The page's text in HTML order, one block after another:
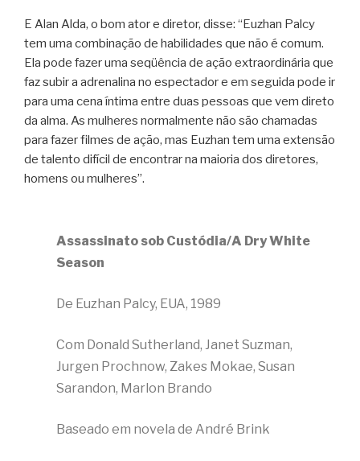
E Alan Alda, o bom ator e diretor, disse: “Euzhan Palcy
tem uma combinação de habilidades que não é comum.
Ela pode fazer uma seqüência de ação extraordinária que
faz subir a adrenalina no espectador e em seguida pode ir
para uma cena íntima entre duas pessoas que vem direto
da alma. As mulheres normalmente não são chamadas
para fazer filmes de ação, mas Euzhan tem uma extensão
de talento difícil de encontrar na maioria dos diretores,
homens ou mulheres”.
Assassinato sob Custódia/A Dry White
Season
De Euzhan Palcy, EUA, 1989
Com Donald Sutherland, Janet Suzman,
Jurgen Prochnow, Zakes Mokae, Susan
Sarandon, Marlon Brando
Baseado em novela de André Brink